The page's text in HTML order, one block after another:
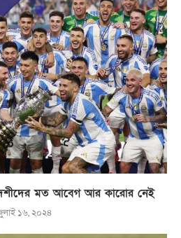
মত আবেগ আর কারোর নেই
১৬, ২০২৪